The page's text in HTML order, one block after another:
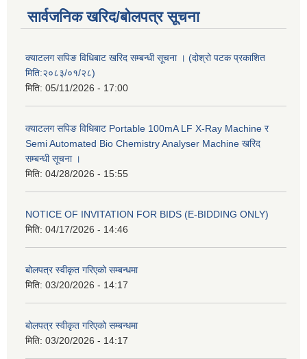
सार्वजनिक खरिद/बोलपत्र सूचना
क्याटलग सपिङ विधिबाट खरिद सम्बन्धी सूचना । (दोश्रो पटक प्रकाशित
मिति:२०८३/०१/२८)
मिति: 05/11/2026 - 17:00
क्याटलग सपिङ विधिबाट Portable 100mA LF X-Ray Machine र
Semi Automated Bio Chemistry Analyser Machine खरिद
सम्बन्धी सूचना ।
मिति: 04/28/2026 - 15:55
NOTICE OF INVITATION FOR BIDS (E-BIDDING ONLY)
मिति: 04/17/2026 - 14:46
बोलपत्र स्वीकृत गरिएको सम्बन्धमा
मिति: 03/20/2026 - 14:17
बोलपत्र स्वीकृत गरिएको सम्बन्धमा
मिति: 03/20/2026 - 14:17